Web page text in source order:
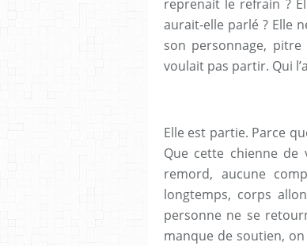
reprenait le refrain ?
aurait-elle parlé ? Elle
son personnage,
voulait pas partir. Qui
Elle est partie. Parce
Que cette chienne de
remord, aucune
longtemps, corps
personne ne se
manque de soutien,